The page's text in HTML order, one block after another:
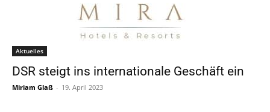
Aktuelles
DSR steigt ins internationale Geschäft ein
Miriam Glaß - 19. April 2023